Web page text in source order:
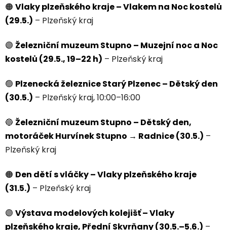
🟠 Vlaky plzeňského kraje – Vlakem na Noc kostelů
(29.5.) – Plzeňský kraj
🟣 Železniční muzeum Stupno – Muzejní noc a Noc
kostelů (29.5., 19–22 h) – Plzeňský kraj
🟢 Plzenecká železnice Starý Plzenec – Dětský den
(30.5.) – Plzeňský kraj, 10:00–16:00
🔵 Železniční muzeum Stupno – Dětský den,
motoráček Hurvínek Stupno → Radnice (30.5.) –
Plzeňský kraj
🟠 Den dětí s vláčky – Vlaky plzeňského kraje
(31.5.) – Plzeňský kraj
🟣 Výstava modelových kolejišť – Vlaky
plzeňského kraje, Přední Skvrňany (30.5.–5.6.) –